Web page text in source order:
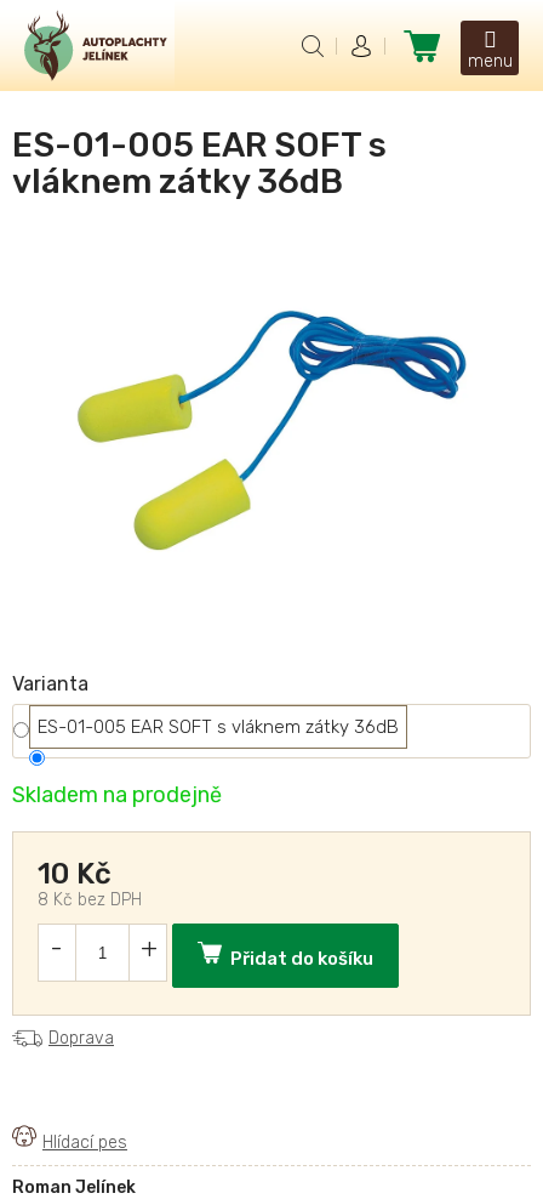
obsah
Nákupní
košík
ES-01-005 EAR SOFT s
vláknem zátky 36dB
Skladem na prodejně
Varianta
ES-01-005 EAR SOFT s vláknem zátky 36dB
10 Kč
8 Kč bez DPH
Přidat do košíku
Roman Jelínek
Doprava